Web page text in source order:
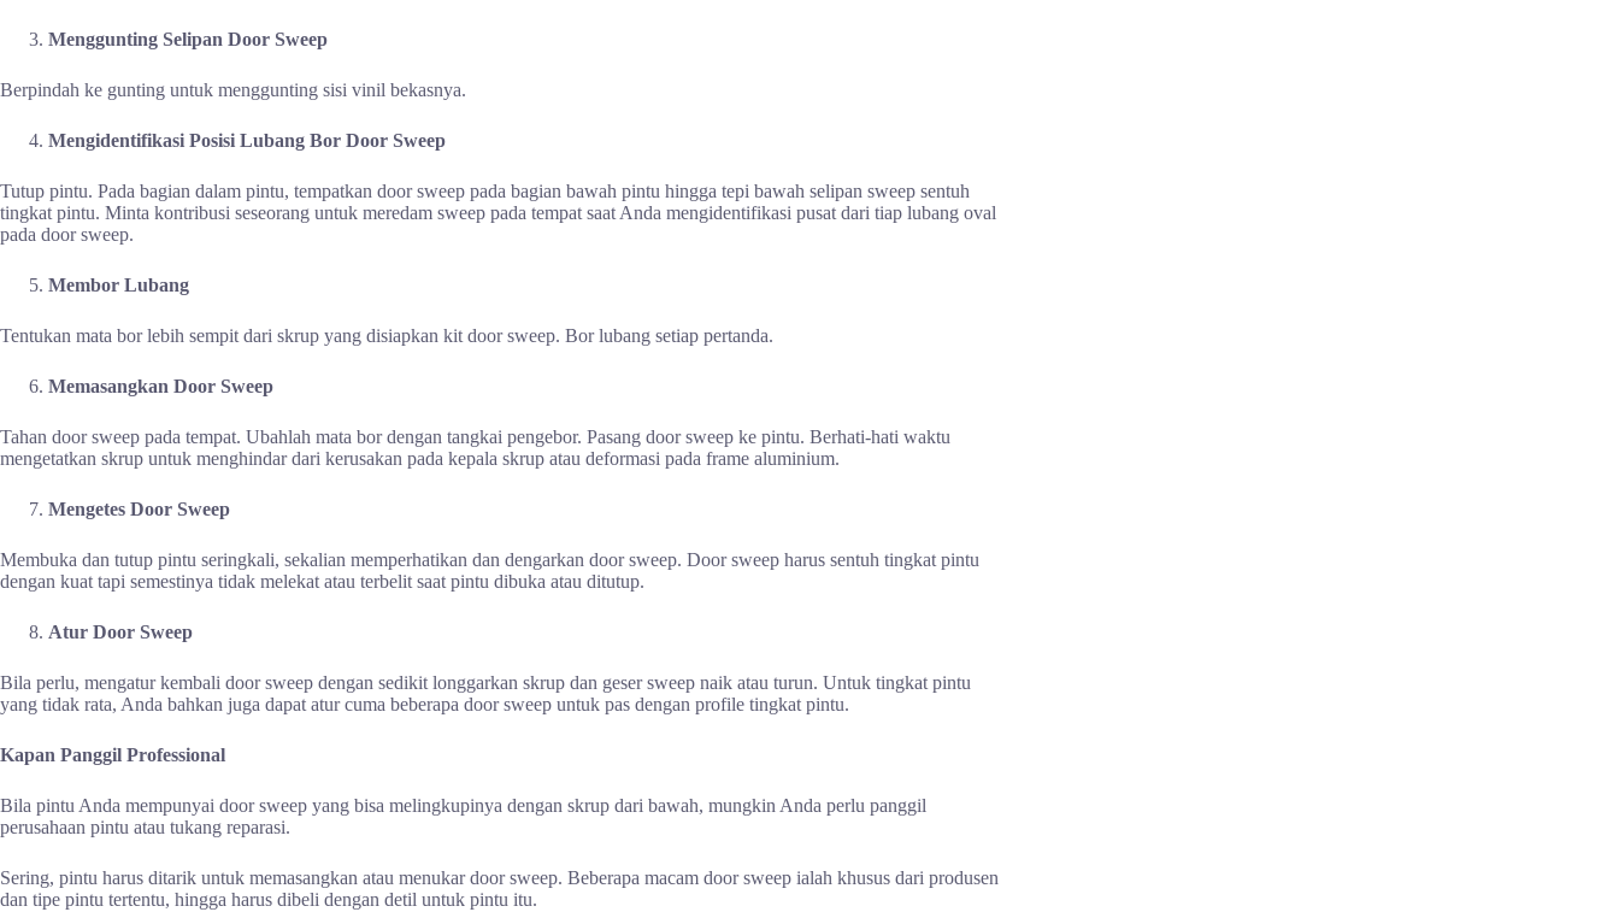
Menggunting Selipan Door Sweep
Berpindah ke gunting untuk menggunting sisi vinil bekasnya.
Mengidentifikasi Posisi Lubang Bor Door Sweep
Tutup pintu. Pada bagian dalam pintu, tempatkan door sweep pada bagian bawah pintu hingga tepi bawah selipan sweep sentuh
tingkat pintu. Minta kontribusi seseorang untuk meredam sweep pada tempat saat Anda mengidentifikasi pusat dari tiap lubang oval
pada door sweep.
Membor Lubang
Tentukan mata bor lebih sempit dari skrup yang disiapkan kit door sweep. Bor lubang setiap pertanda.
Memasangkan Door Sweep
Tahan door sweep pada tempat. Ubahlah mata bor dengan tangkai pengebor. Pasang door sweep ke pintu. Berhati-hati waktu
mengetatkan skrup untuk menghindar dari kerusakan pada kepala skrup atau deformasi pada frame aluminium.
Mengetes Door Sweep
Membuka dan tutup pintu seringkali, sekalian memperhatikan dan dengarkan door sweep. Door sweep harus sentuh tingkat pintu
dengan kuat tapi semestinya tidak melekat atau terbelit saat pintu dibuka atau ditutup.
Atur Door Sweep
Bila perlu, mengatur kembali door sweep dengan sedikit longgarkan skrup dan geser sweep naik atau turun. Untuk tingkat pintu
yang tidak rata, Anda bahkan juga dapat atur cuma beberapa door sweep untuk pas dengan profile tingkat pintu.
Kapan Panggil Professional
Bila pintu Anda mempunyai door sweep yang bisa melingkupinya dengan skrup dari bawah, mungkin Anda perlu panggil
perusahaan pintu atau tukang reparasi.
Sering, pintu harus ditarik untuk memasangkan atau menukar door sweep. Beberapa macam door sweep ialah khusus dari produsen
dan tipe pintu tertentu, hingga harus dibeli dengan detil untuk pintu itu.